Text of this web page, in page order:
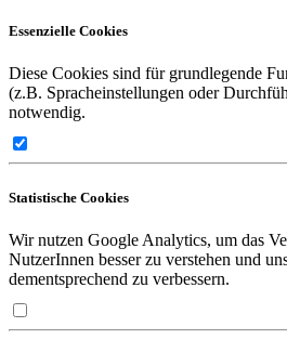
Essenzielle Cookies
Diese Cookies sind für grundlegende
(z.B. Spracheinstellungen oder
notwendig.
Statistische Cookies
Wir nutzen Google Analytics, um das
NutzerInnen besser zu verstehen und
dementsprechend zu verbessern.